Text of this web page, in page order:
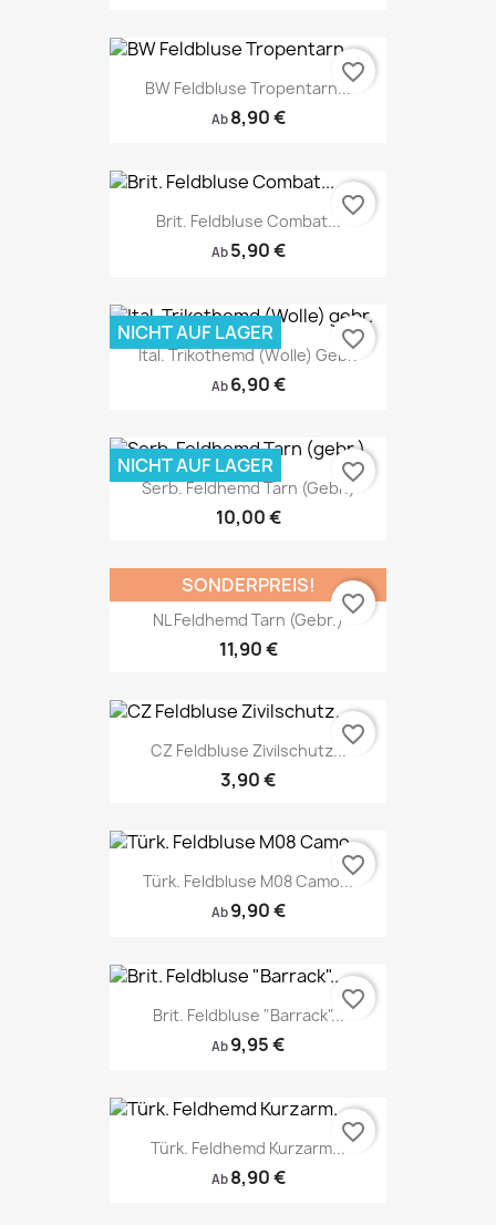
BW Feldbluse Tropentarn...
Ab 8,90 €
favorite_border
Brit. Feldbluse Combat...
Ab 5,90 €
favorite_border
Ital. Trikothemd (Wolle) Gebr.
Ab 6,90 €
NICHT AUF LAGER favorite_border
Serb. Feldhemd Tarn (gebr.)
10,00 €
NICHT AUF LAGER favorite_border
NL Feldhemd Tarn (gebr.)
11,90 €
SONDERPREIS!
favorite_border
CZ Feldbluse Zivilschutz...
3,90 €
favorite_border
Türk. Feldbluse M08 Camo...
Ab 9,90 €
favorite_border
Brit. Feldbluse "Barrack"...
Ab 9,95 €
favorite_border
Türk. Feldhemd Kurzarm...
Ab 8,90 €
favorite_border